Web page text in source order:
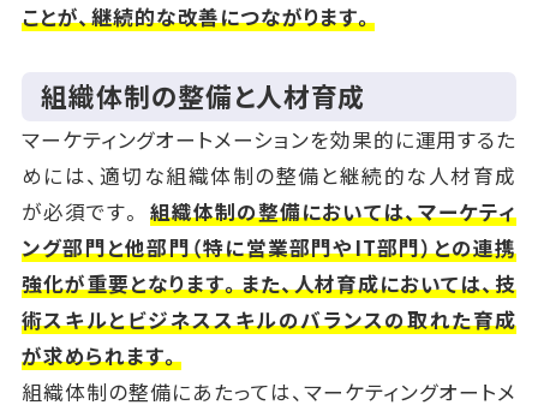
ことが、継続的な改善につながります。
組織体制の整備と人材育成
マーケティングオートメーションを効果的に運用するた
めには、適切な組織体制の整備と継続的な人材育成
が必須です。 組織体制の整備においては、マーケティ
ング部門と他部門（特に営業部門やIT部門）との連携
強化が重要となります。また、人材育成においては、技
術スキルとビジネススキルのバランスの取れた育成
が求められます。
組織体制の整備にあたっては、マーケティングオートメ